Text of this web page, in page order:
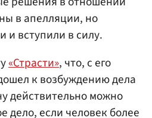
в апелляции, но
вступили в силу.
«Страсти», что, с его
к возбуждению дела
действительно можно
дело, если человек более